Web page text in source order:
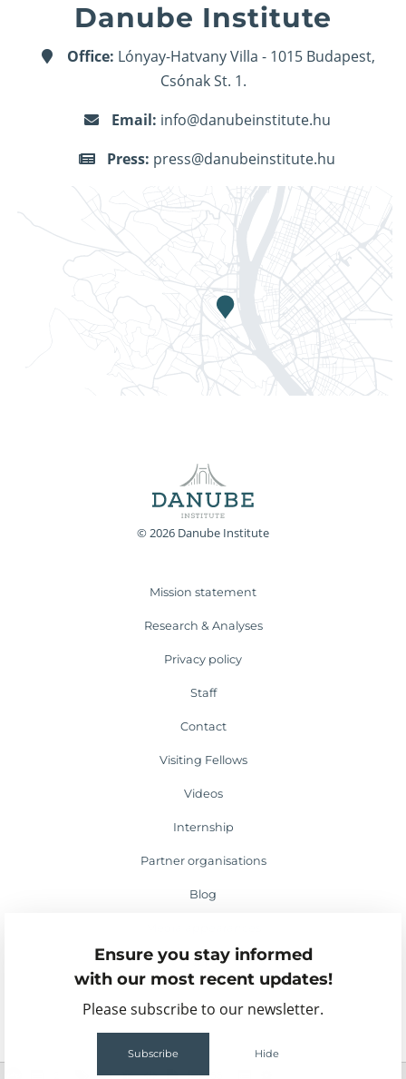
Ensure you stay informed
with our most recent updates!
Please subscribe to our newsletter.
Subscribe Hide
Danube Institute
Office: Lónyay-Hatvany Villa - 1015 Budapest,
Csónak St. 1.
Email: info@danubeinstitute.hu
Press: press@danubeinstitute.hu
© 2026 Danube Institute
Mission statement
Research & Analyses
Privacy policy
Staff
Contact
Visiting Fellows
Videos
Internship
Partner organisations
Blog
Events